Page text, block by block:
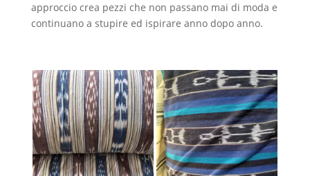
approccio crea pezzi che non passano mai di moda e
continuano a stupire ed ispirare anno dopo anno.